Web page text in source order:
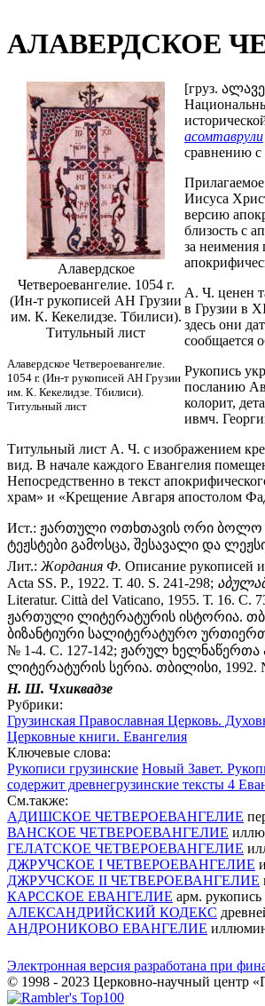
АЛАВЕРДСКОЕ
Алавердское
Четвероевангелие. 1054 г.
(Ин-т рукописей АН Грузии
им. К. Кекелидзе. Тбилиси).
Титульный лист
Алавердское Четвероевангелие.
1054 г. (Ин-т рукописей АН Грузии
им. К. Кекелидзе. Тбилиси).
Титульный лист
[груз.
асомтаврули
сравнению с
Иисуса
версию
близость с
за неимения
А. Ч. ценен
в Грузии в
здесь они
сообщается
Рукопись
посланию
колорит,
ивмч.
Титульный лист А. Ч. с изображением
вид. В начале каждого Евангелия
Непосредственно в текст
храм» и «Крещение Авгаря апостолом
Ист.: ჟართული ოთხთავის ორი ბოლო
ტეჟსტები გამოსცა, შესავალი და
Лит.: Жордания Ф. Описание рукописей
Acta SS. P., 1922. Т. 40. S. 241-298;
Literatur. Città del Vaticano, 1955. Т. 16. С.
ჟართული ლიტერატურის ისტორია.
ბიზანტიური სალიტერატურო
№ 1-4. С. 127-142; ჟარულ ხელნაწერთა
ლიტერატურის სერია. თბილისი, 1992.
Н. Ш. Чхиквадзе
Рубрики:
Грузинская Православная Церковь.
Церковные книги. Евангелия
Ключевые слова:
Рукописи грузинские Новый Завет.
содержит древнегрузинские тексты 4
См.также:
АДИШСКОЕ ЧЕТВЕРОЕВАНГЕЛИЕ
ВАНСКОЕ ЧЕТВЕРОЕВАНГЕЛИЕ
ГЕЛАТСКОЕ ЧЕТВЕРОЕВАНГЕЛИЕ
ДЖРУЧСКОЕ I ЧЕТВЕРОЕВАНГЕЛИЕ
ДЖРУЧСКОЕ II ЧЕТВЕРОЕВАНГЕЛИЕ
КАРССКОЕ ЕВАНГЕЛИЕ арм. рукопись
АЛЕКСАНДРИЙСКИЙ КОДЕКС
АНДРОНИКОВО ЕВАНГЕЛИЕ
Электронная версия разработана при
© 1998 - 2023 Церковно-научный центр